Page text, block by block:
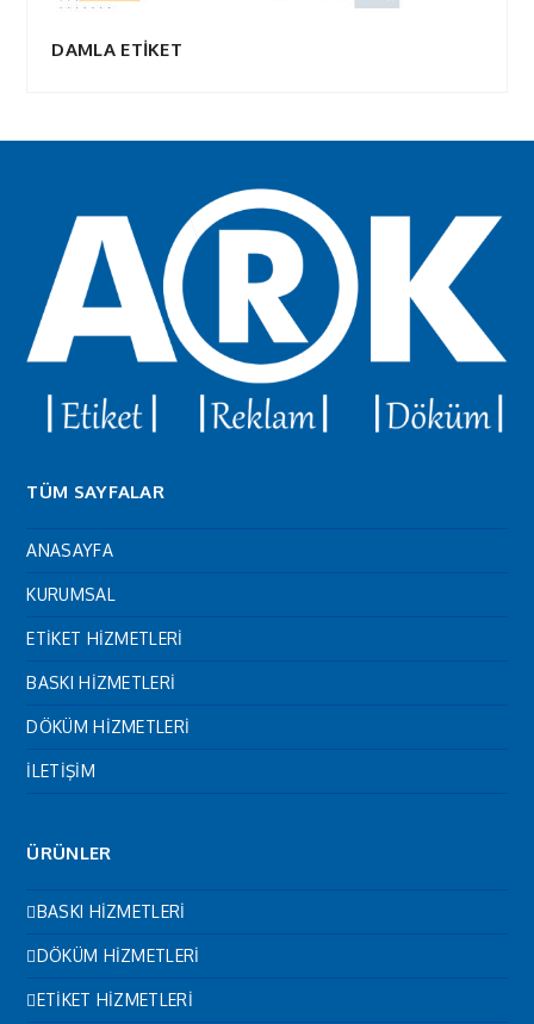
DAMLA ETİKET
TÜM SAYFALAR
ANASAYFA
KURUMSAL
ETİKET HİZMETLERİ
BASKI HİZMETLERİ
DÖKÜM HİZMETLERİ
İLETİŞİM
ÜRÜNLER
BASKI HİZMETLERİ
DÖKÜM HİZMETLERİ
ETİKET HİZMETLERİ